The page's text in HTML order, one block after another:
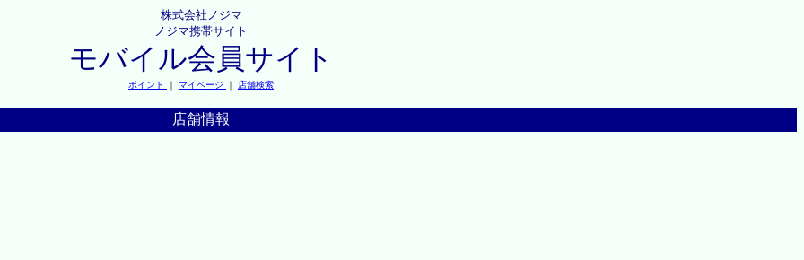
株式会社ノジマ
ノジマ携帯サイト
モバイル会員サイト
ポイント ｜ マイページ ｜ 店舗検索
店舗情報